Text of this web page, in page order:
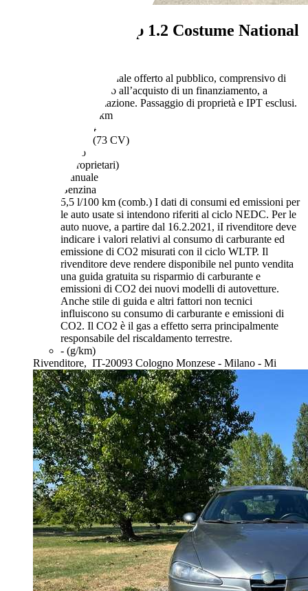
5p 1.2 Costume National
Prezzo finale offerto al pubblico, comprensivo di
IVA, non vincolato all’acquisto di un finanziamento, a
permuta o rottamazione. Passaggio di proprietà e IPT esclusi.
181.000 km
12/2014
54 kW (73 CV)
Usato
- (Proprietari)
Manuale
Benzina
5,5 l/100 km (comb.) I dati di consumi ed emissioni per
le auto usate si intendono riferiti al ciclo NEDC. Per le
auto nuove, a partire dal 16.2.2021, iI rivenditore deve
indicare i valori relativi al consumo di carburante ed
emissione di CO2 misurati con il ciclo WLTP. Il
rivenditore deve rendere disponibile nel punto vendita
una guida gratuita su risparmio di carburante e
emissioni di CO2 dei nuovi modelli di autovetture.
Anche stile di guida e altri fattori non tecnici
influiscono su consumo di carburante e emissioni di
CO2. Il CO2 è il gas a effetto serra principalmente
responsabile del riscaldamento terrestre.
- (g/km)
Rivenditore, IT-20093 Cologno Monzese - Milano - Mi